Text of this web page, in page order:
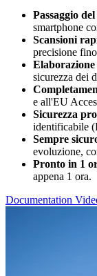
Passaggio
smartphone
Scansioni
precisione
sicurezza dei
e all'EU
Sicurezza
identificabile
Sempre
evoluzione,
Pronto in 1
appena 1 ora.
Documentation